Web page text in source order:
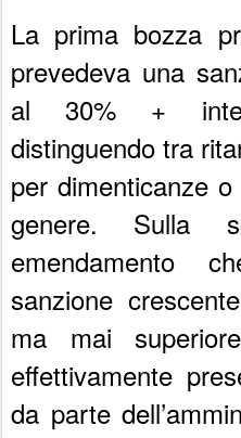
La prima bozza
prevedeva una
al 30% +
distinguendo tra
per dimenticanze
genere. Sulla
emendamento
sanzione
ma mai
effettivamente
da parte